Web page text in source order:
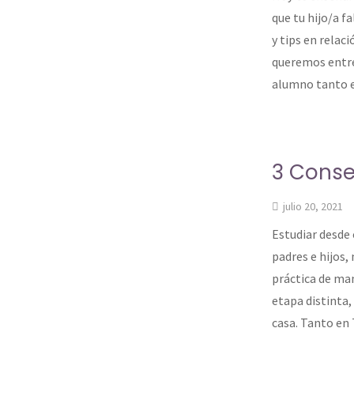
que tu hijo/a
y tips en
queremos
alumno tanto
3
julio 20, 2021
Estudiar
padres e hijos,
práctica de
etapa distinta,
casa. Tanto